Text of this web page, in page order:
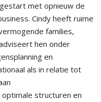
met opnieuw de
Cindy heeft ruime
families,
hen onder
en
als in relatie tot
structuren en